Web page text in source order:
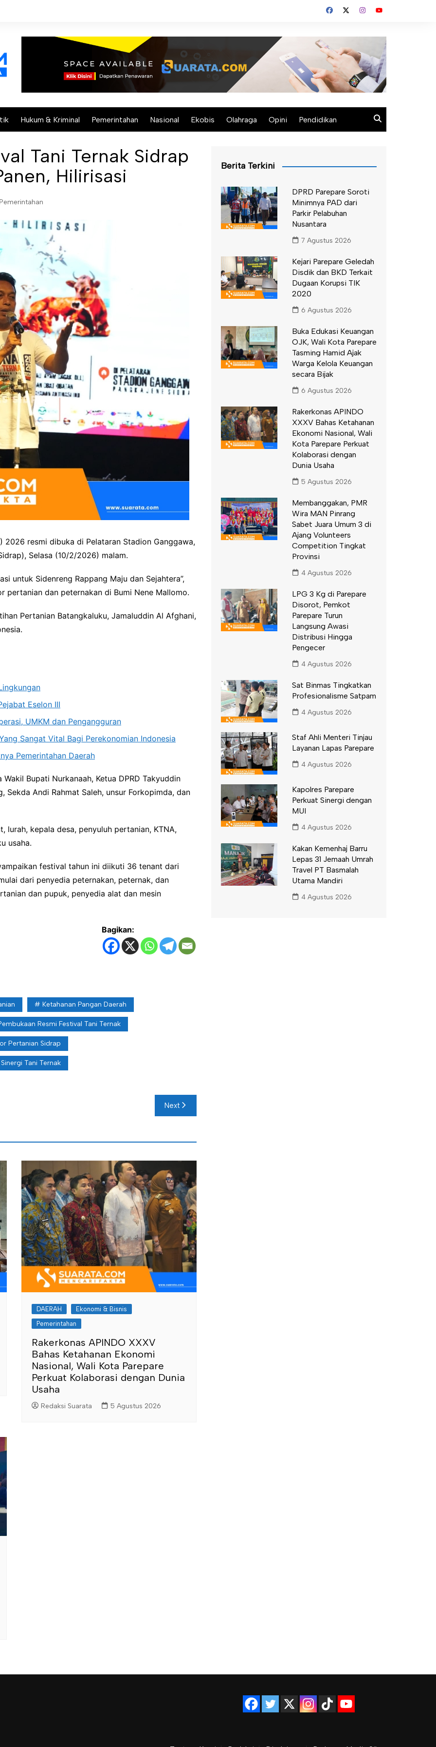
Hukum & Kriminal Pemerintahan Nasional Ekobis Olahraga Opini Pendidikan
Tani Ternak Sidrap
Hilirisasi
2026 resmi dibuka di Pelataran Stadion Ganggawa,
Selasa (10/2/2026) malam.
untuk Sidenreng Rappang Maju dan Sejahtera”,
pertanian dan peternakan di Bumi Nene Mallomo.
Pertanian Batangkaluku, Jamaluddin Al Afghani,
Eselon III
UMKM dan Pengangguran
Sangat Vital Bagi Perekonomian Indonesia
Pemerintahan Daerah
Bupati Nurkanaah, Ketua DPRD Takyuddin
Sekda Andi Rahmat Saleh, unsur Forkopimda, dan
lurah, kepala desa, penyuluh pertanian, KTNA,
usaha.
festival tahun ini diikuti 36 tenant dari
dari penyedia peternakan, peternak, dan
dan pupuk, penyedia alat dan mesin
Bagikan:
Ketahanan Pangan Daerah
Resmi Festival Tani Ternak
Pertanian Sidrap
Sinergi Tani Ternak
Next
DAERAH
Ekonomi & Bisnis
Pemerintahan
Rakerkonas APINDO XXXV
Bahas Ketahanan Ekonomi
Nasional, Wali Kota Parepare
Perkuat Kolaborasi dengan Dunia
Usaha
Redaksi Suarata 5 Agustus 2026
Berita Terkini
DPRD Parepare Soroti
Minimnya PAD dari
Parkir Pelabuhan
Nusantara
7 Agustus 2026
Kejari Parepare Geledah
Disdik dan BKD Terkait
Dugaan Korupsi TIK
2020
6 Agustus 2026
Buka Edukasi Keuangan
OJK, Wali Kota Parepare
Tasming Hamid Ajak
Warga Kelola Keuangan
secara Bijak
6 Agustus 2026
Rakerkonas APINDO
XXXV Bahas Ketahanan
Ekonomi Nasional, Wali
Kota Parepare Perkuat
Kolaborasi dengan
Dunia Usaha
5 Agustus 2026
Membanggakan, PMR
Wira MAN Pinrang
Sabet Juara Umum 3 di
Ajang Volunteers
Competition Tingkat
Provinsi
4 Agustus 2026
LPG 3 Kg di Parepare
Disorot, Pemkot
Parepare Turun
Langsung Awasi
Distribusi Hingga
Pengecer
4 Agustus 2026
Sat Binmas Tingkatkan
Profesionalisme Satpam
4 Agustus 2026
Staf Ahli Menteri Tinjau
Layanan Lapas Parepare
4 Agustus 2026
Kapolres Parepare
Perkuat Sinergi dengan
MUI
4 Agustus 2026
Kakan Kemenhaj Barru
Lepas 31 Jemaah Umrah
Travel PT Basmalah
Utama Mandiri
4 Agustus 2026